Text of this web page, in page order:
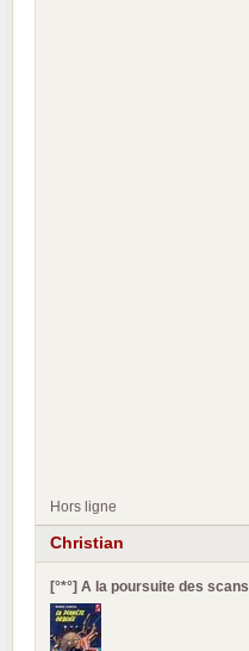
Hors ligne
Christian
[°*°] A la poursuite des scans